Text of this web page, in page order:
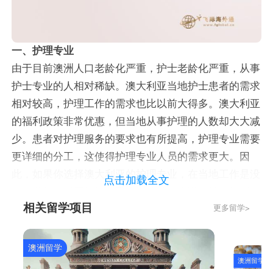
一、护理专业
由于目前澳洲人口老龄化严重，护士老龄化严重，从事
护士专业的人相对稀缺。澳大利亚当地护士患者的需求
相对较高，护理工作的需求也比以前大得多。澳大利亚
的福利政策非常优惠，但当地从事护理的人数却大大减
少。患者对护理服务的要求也有所提高，护理专业需要
更详细的分工，这使得护理专业人员的需求更大。因
此，如果你选择澳大利亚的护理专业，在当地工作是没
是一个好主意。
二、商业类
商科是中国学生选择较多的传统专业类别。具体职业包
括会计师、审计师等。其中，会计专业是大多数学生选
点击加载全文
相关留学项目 更多留学>
澳洲留学
澳洲留学